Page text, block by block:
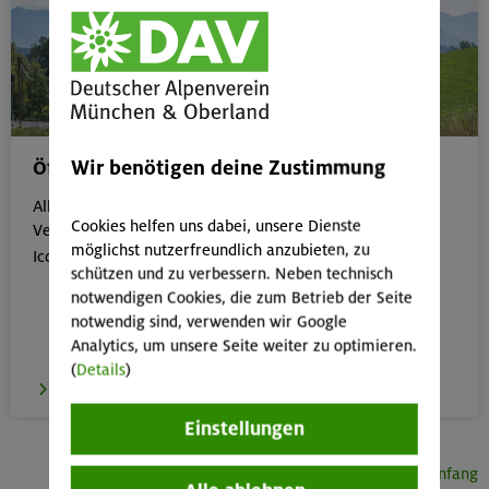
Öffentliche Anreise
Alle Veranstaltungen, die gut mit öffentlichen
Verkehrsmitteln erreichbar sind, erkennst du an dem
Icon:

Seitenanfang
Wir benötigen deine Zustimmung
Cookies helfen uns dabei, unsere Dienste
möglichst nutzerfreundlich anzubieten, zu
schützen und zu verbessern. Neben technisch
notwendigen Cookies, die zum Betrieb der Seite
notwendig sind, verwenden wir Google
Analytics, um unsere Seite weiter zu optimieren.
(Details)
Einstellungen